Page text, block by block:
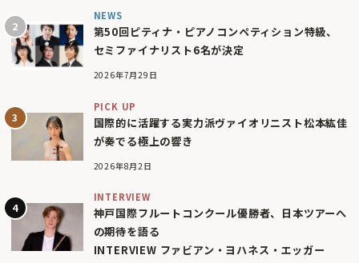
NEWS
第50回ピティナ・ピアノコンペティション特級、
セミファイナリスト6名が決定
2026年7月29日
PICK UP
国際的に活躍する実力派ヴァイオリニスト松本紘佳
が奏でる極上の響き
2026年8月2日
INTERVIEW
神戸国際フルートコンクール優勝者、日本ツアーへ
の期待を語る
INTERVIEW ファビアン・ヨハネス・エッガー